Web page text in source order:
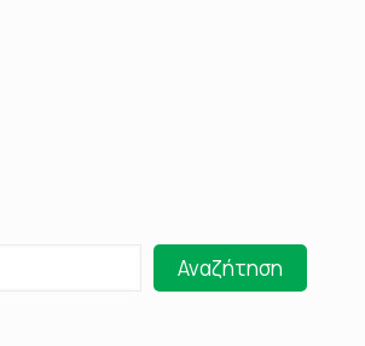
Αναζήτηση